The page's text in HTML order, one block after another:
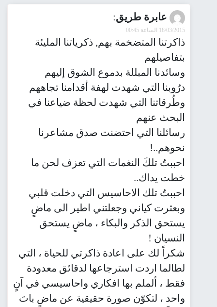
عابرة طريق:
18/03/2015 الساعة 00:45
ذاكرتنا المتضخمة بهم, ذكرياتنا المليئة
بتفاصيلهم
وسائدنا المبللة بدموع الشوق إليهم
درُوبنا التي شهدت لهفة أقدامنا تجاههم
وطُرقاتنا التي شهدت لحظة ضياعنا في
البحث عنهم
رسائلنا التي احتضنت صدق مشاعرنا
نحوهم..!
احببتُ تلكَ النغمات التي تعزف لحن ما
خطت يداك..
احببتُ تلك الاحاسيس التي دخلت قلبي
وبعثرت كياني وجعلتني اطير الى ماضٍ
يستحق الذكر والبكاء ، ماضٍ يستحق
النسيان !
شكراً لك على اعادة ذاكرتي للحياة ، التي
لطالما اردت استرجاعها لدقائق معدودة
فقط ، ألملم بها افكاري واحاسيسي في آنٍ
واحد ، لتكوّن صورة حقيقية عن ماضٍ باتَ